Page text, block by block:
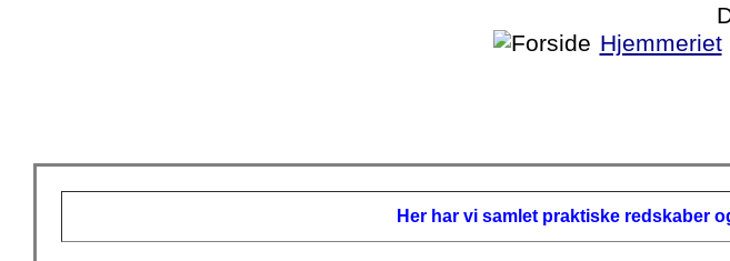
Hjemmeriet
Her har vi samlet praktiske redskaber